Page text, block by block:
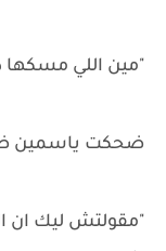
"مين اللي مسكها
ضحكت ياسمين
"مقولتش ليك